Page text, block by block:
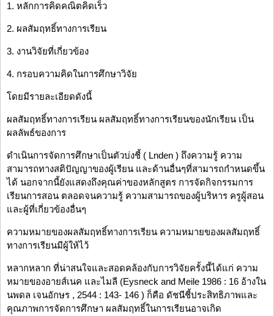
1. หลักการคิดคณิตคิดเร็ว
2. ผลสัมฤทธิ์ทางการเรียน
3. งานวิจัยที่เกี่ยวข้อง
4. กรอบความคิดในการศึกษาวิจัย
โดยมีรายละเอียดดังนี้
ผลสัมฤทธิ์ทางการเรียน ผลสัมฤทธิ์ทางการเรียนของนักเรียน เป็น
ผลลัพธ์ของการ
ดำเนินการจัดการศึกษาเป็นตัวบ่งชี้ ( Lnden ) ถึงความรู้ ความ
สามารถทางสติปัญญาของผู้เรียน และด้านอื่นๆที่สามารถกำหนดขึ้น
ได้ นอกจากนี้ยังแสดงถึงคุณค่าของหลักสูตร การจัดกิจกรรมการ
เรียนการสอน ตลอดจนความรู้ ความสามารถของผู้บริหาร ครูผู้สอน
และผู้ที่เกี่ยวข้องอื่นๆ
ความหมายของผลสัมฤทธิ์ทางการเรียน ความหมายของผลสัมฤทธิ์
ทางการเรียนมีผู้ให้ไว้
หลากหลาก ที่น่าสนใจและสอดคล้องกับการวิจัยครั้งนี้ได้แก่ ความ
หมายของอายส์เนค และไมลี (Eysneck and Meile 1986 : 16 อ้างใน
นพดล เจนอักษร , 2544 : 143- 146 ) ก็คือ ดัชนีชี้ประสิทธิภาพและ
คุณภาพการจัดการศึกษา ผลสัมฤทธิ์ในการเรียนอาจเกิด